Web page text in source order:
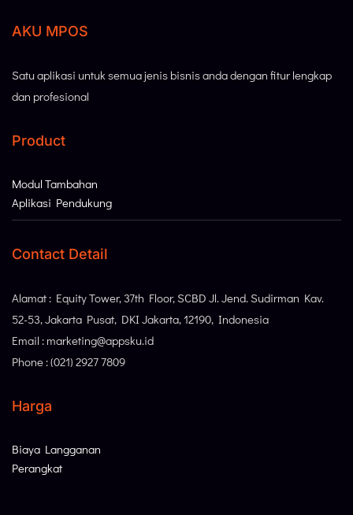
AKU MPOS
Satu aplikasi untuk semua jenis bisnis anda dengan fitur lengkap
dan profesional
Product
Modul Tambahan
Aplikasi Pendukung
Contact Detail
Alamat : Equity Tower, 37th Floor, SCBD Jl. Jend. Sudirman Kav.
52-53, Jakarta Pusat, DKI Jakarta, 12190, Indonesia
Email : marketing@appsku.id
Phone : (021) 2927 7809
Harga
Biaya Langganan
Perangkat